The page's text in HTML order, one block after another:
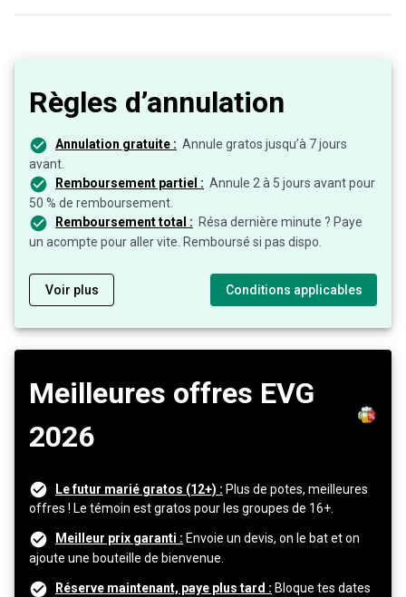
Règles d’annulation
Annulation gratuite : Annule gratos jusqu’à 7 jours
avant.
Remboursement partiel : Annule 2 à 5 jours avant pour
50 % de remboursement.
Remboursement total : Résa dernière minute ? Paye
un acompte pour aller vite. Remboursé si pas dispo.
Voir plus Conditions applicables
Meilleures offres EVG
2026
Le futur marié gratos (12+) : Plus de potes, meilleures
offres ! Le témoin est gratos pour les groupes de 16+.
Meilleur prix garanti : Envoie un devis, on le bat et on
ajoute une bouteille de bienvenue.
Réserve maintenant, paye plus tard : Bloque tes dates